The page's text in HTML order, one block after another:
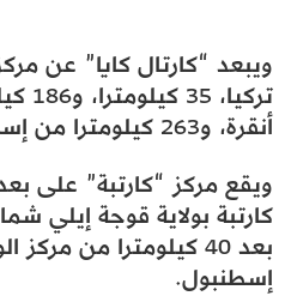
ويبعد “كارتال كايا” عن
أنقرة، و263 كيلومترا من إسطنبول.
كارتبة بولاية قوجة إيلي
إسطنبول.